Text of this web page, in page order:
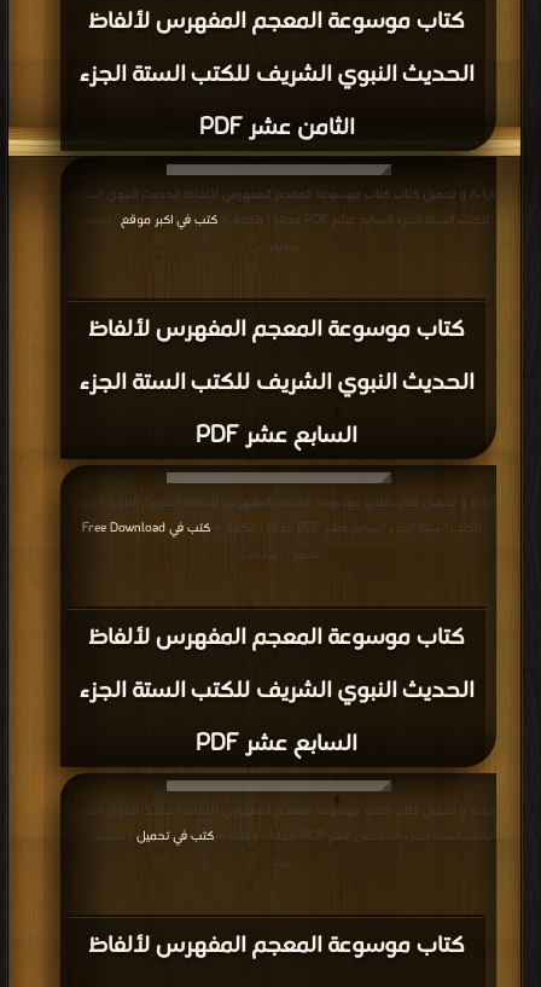
كتاب موسوعة المعجم المفهرس لألفاظ
الحديث النبوي الشريف للكتب الستة الجزء
الثامن عشر PDF
كتاب موسوعة المعجم المفهرس لألفاظ
الحديث النبوي الشريف للكتب الستة الجزء
السابع عشر PDF
قراءة و تحميل كتاب كتاب موسوعة المعجم المفهرس لألفاظ الحديث النبوي الشريف
للكتب الستة الجزء السابع عشر PDF مجانا | مكتبة >
كتب في اكبر موقع
| التحميل :
مرة/مرات
كتاب موسوعة المعجم المفهرس لألفاظ
الحديث النبوي الشريف للكتب الستة الجزء
السابع عشر PDF
قراءة و تحميل كتاب كتاب موسوعة المعجم المفهرس لألفاظ الحديث النبوي الشريف
للكتب الستة الجزء السابع عشر PDF مجانا | مكتبة >
كتب في Free Download
التحميل : مرة/مرات
كتاب موسوعة المعجم المفهرس لألفاظ
قراءة و تحميل كتاب كتاب موسوعة المعجم المفهرس لألفاظ الحديث النبوي الشريف
للكتب الستة الجزء السادس عشر PDF مجانا | مكتبة >
كتب في تحميل
| التحميل : مرة/
مرات